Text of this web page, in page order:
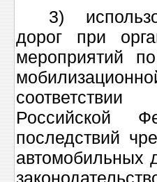
3)
дорог при
мероприятий
соответствии
Российской
последствий
автомобильных